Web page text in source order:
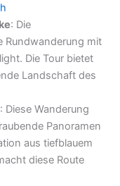
: Die
Rundwanderung mit
Die Tour bietet
Landschaft des
: Diese Wanderung
Panoramen
aus tiefblauem
diese Route